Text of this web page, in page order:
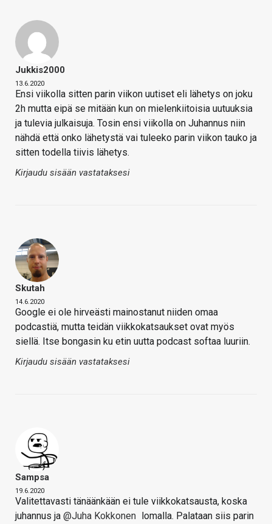
Jukkis2000
13.6.2020
Ensi viikolla sitten parin viikon uutiset eli lähetys on joku
2h mutta eipä se mitään kun on mielenkiitoisia uutuuksia
ja tulevia julkaisuja. Tosin ensi viikolla on Juhannus niin
nähdä että onko lähetystä vai tuleeko parin viikon tauko ja
sitten todella tiivis lähetys.
Kirjaudu sisään vastataksesi
Skutah
14.6.2020
Google ei ole hirveästi mainostanut niiden omaa
podcastiä, mutta teidän viikkokatsaukset ovat myös
siellä. Itse bongasin ku etin uutta podcast softaa luuriin.
Kirjaudu sisään vastataksesi
Sampsa
19.6.2020
Valitettavasti tänäänkään ei tule viikkokatsausta, koska
juhannus ja @Juha Kokkonen
lomalla. Palataan siis parin